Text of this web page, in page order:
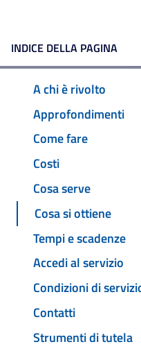
INDICE DELLA PAGINA
A chi è rivolto
Approfondimenti
Come fare
Costi
Cosa serve
Cosa si ottiene
Tempi e scadenze
Accedi al servizio
Condizioni di
Contatti
Strumenti di tutela